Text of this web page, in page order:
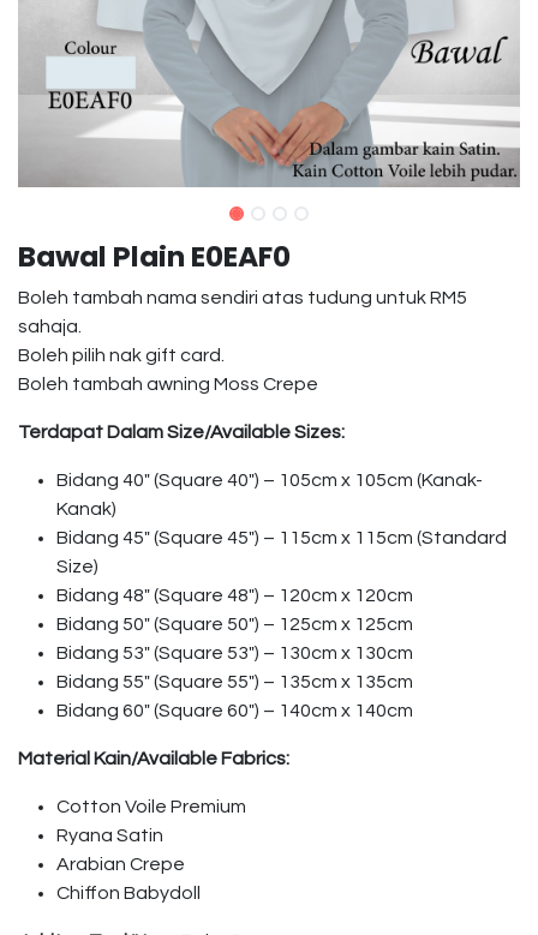
Bawal Plain E0EAF0
Boleh tambah nama sendiri atas tudung untuk RM5
sahaja.
Boleh pilih nak gift card.
Boleh tambah awning Moss Crepe
Terdapat Dalam Size/Available Sizes:
Bidang 40″ (Square 40″) – 105cm x 105cm (Kanak-
Kanak)
Bidang 45″ (Square 45″) – 115cm x 115cm (Standard
Size)
Bidang 48″ (Square 48″) – 120cm x 120cm
Bidang 50″ (Square 50″) – 125cm x 125cm
Bidang 53″ (Square 53″) – 130cm x 130cm
Bidang 55″ (Square 55″) – 135cm x 135cm
Bidang 60″ (Square 60″) – 140cm x 140cm
Material Kain/Available Fabrics:
Cotton Voile Premium
Ryana Satin
Arabian Crepe
Chiffon Babydoll